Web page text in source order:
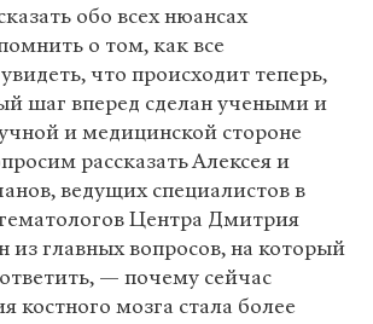
обо всех нюансах
о том, как все
что происходит теперь,
шаг вперед сделан учеными и
и медицинской стороне
рассказать Алексея и
ведущих специалистов в
Центра Дмитрия
из главных вопросов, на который
— почему сейчас
костного мозга стала более